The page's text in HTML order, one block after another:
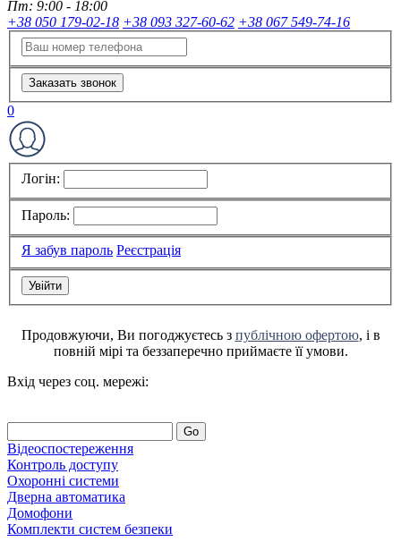
Пт: 9:00 - 18:00
+38 050 179-02-18 +38 093 327-60-62 +38 067 549-74-16
Заказать звонок
0
Логін:
Пароль:
Я забув пароль Реєстрація
Продовжуючи, Ви погоджуєтесь з публічною офертою, і в
повній мірі та беззаперечно приймаєте її умови.
Вхід через соц. мережі:
Go
Відеоспостереження
Контроль доступу
Охоронні системи
Дверна автоматика
Домофони
Комплекти систем безпеки